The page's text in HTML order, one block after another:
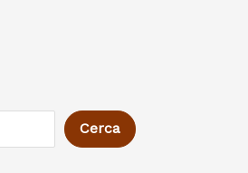
Cerca